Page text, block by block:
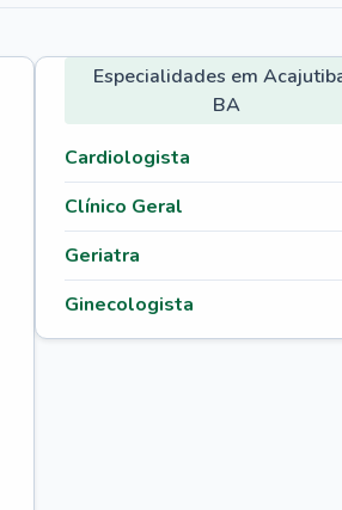
Especialidades em
BA
Cardiologista
Clínico Geral
Geriatra
Ginecologista